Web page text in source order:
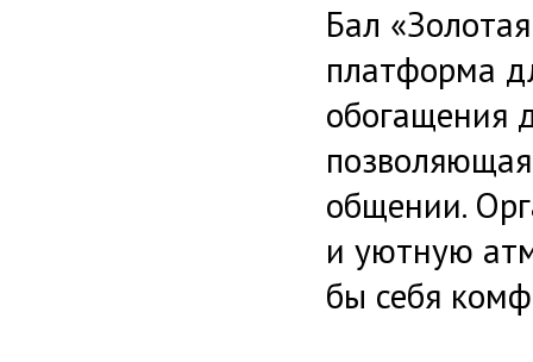
Бал
платформа
обогащения
общении.
и уютную
бы себя